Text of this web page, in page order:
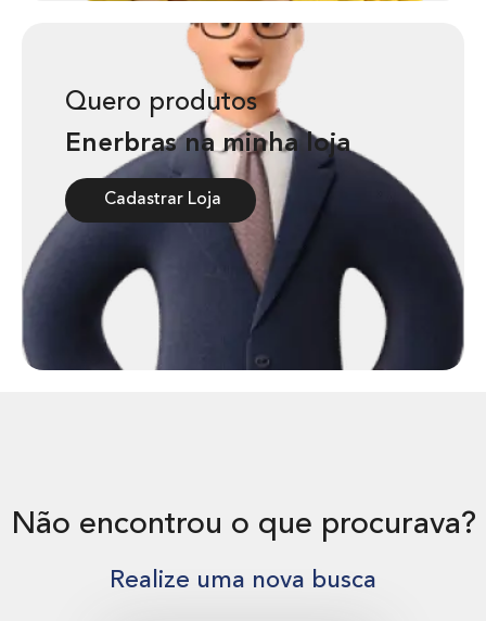
Quero produtos
Enerbras na minha loja
Cadastrar Loja
Não encontrou o que procurava?
Realize uma nova busca